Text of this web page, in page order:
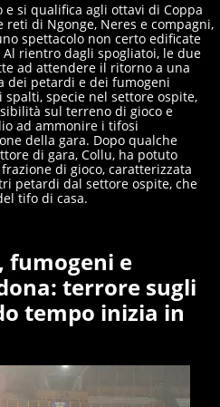
si qualifica agli ottavi di Coppa
di Ngonge, Neres e compagni,
spettacolo non certo edificate
rientro dagli spogliatoi, le due
ad attendere il ritorno a una
dei petardi e dei fumogeni
specie nel settore ospite,
sul terreno di gioco e
ad ammonire i tifosi
della gara. Dopo qualche
di gara, Collu, ha potuto
di gioco, caratterizzata
petardi dal settore ospite, che
tifo di casa.
fumogeni e
terrore sugli
tempo inizia in